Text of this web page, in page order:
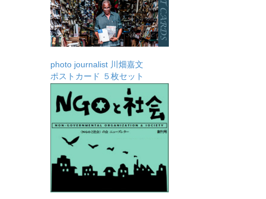
photo journalist 川畑嘉文
ポストカード ５枚セット